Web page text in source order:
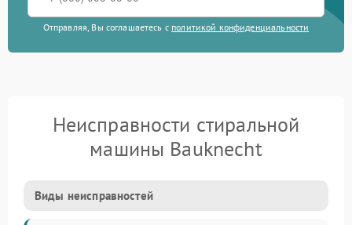
Отправляя, Вы соглашаетесь с политикой конфиденциальности
Неисправности стиральной
машины Bauknecht
Виды неисправностей